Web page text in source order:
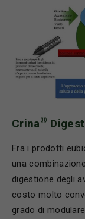
Crina® Digest
Fra i prodotti
una
digestione degli
costo molto
grado di